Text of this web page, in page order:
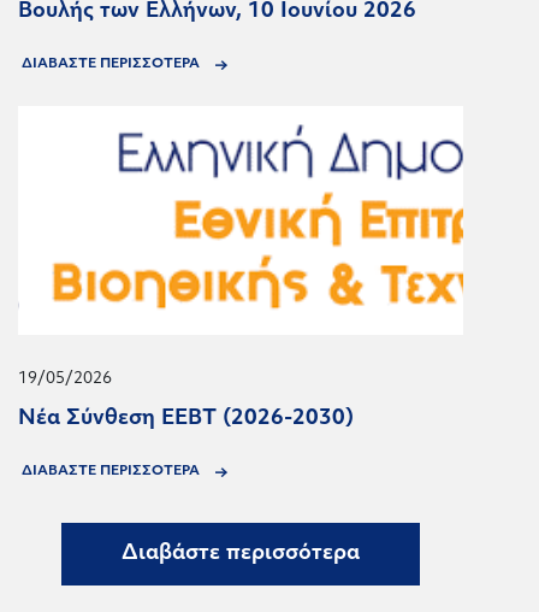
Βουλής των Ελλήνων, 10 Ιουνίου 2026
ΔΙΑΒΑΣΤΕ ΠΕΡΙΣΣΟΤΕΡΑ
19/05/2026
Νέα Σύνθεση ΕΕΒΤ (2026-2030)
ΔΙΑΒΑΣΤΕ ΠΕΡΙΣΣΟΤΕΡΑ
Διαβάστε περισσότερα